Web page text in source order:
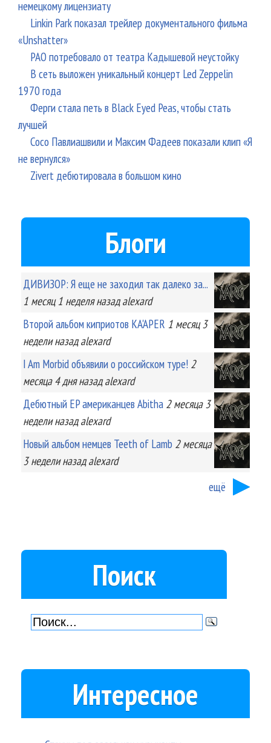
немецкому лицензиату
Linkin Park показал трейлер документального фильма
«Unshatter»
РАО потребовало от театра Кадышевой неустойку
В сеть выложен уникальный концерт Led Zeppelin
1970 года
Ферги стала петь в Black Eyed Peas, чтобы стать
лучшей
Сосо Павлиашвили и Максим Фадеев показали клип «Я
не вернулся»
Zivert дебютировала в большом кино
Блоги
ДИВИЗОР: Я еще не заходил так далеко за...
1 месяц 1 неделяназад alexard
Второй альбом киприотов KA'APER 1 месяц 3
неделиназад alexard
I Am Morbid объявили о российском туре! 2
месяца 4 дняназад alexard
Дебютный EP американцев Abitha 2 месяца 3
неделиназад alexard
Новый альбом немцев Teeth of Lamb 2 месяца
3 неделиназад alexard
ещё
Поиск
Интересное